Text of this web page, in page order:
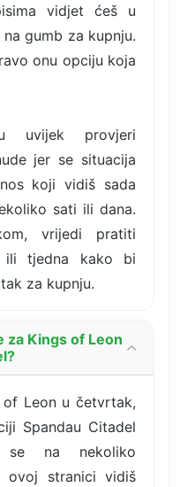
vidjet ćeš u
gumb za kupnju.
onu opciju koja
uvijek provjeri
jer se situacija
koji vidiš sada
sati ili dana.
vrijedi pratiti
ili tjedna kako bi
za kupnju.
za Kings of Leon
of Leon u četvrtak,
Spandau Citadel
se na nekoliko
ovoj stranici vidiš